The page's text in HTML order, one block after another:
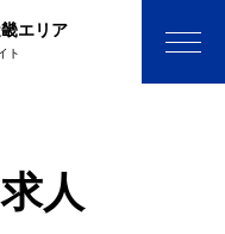
エリア
ト
人